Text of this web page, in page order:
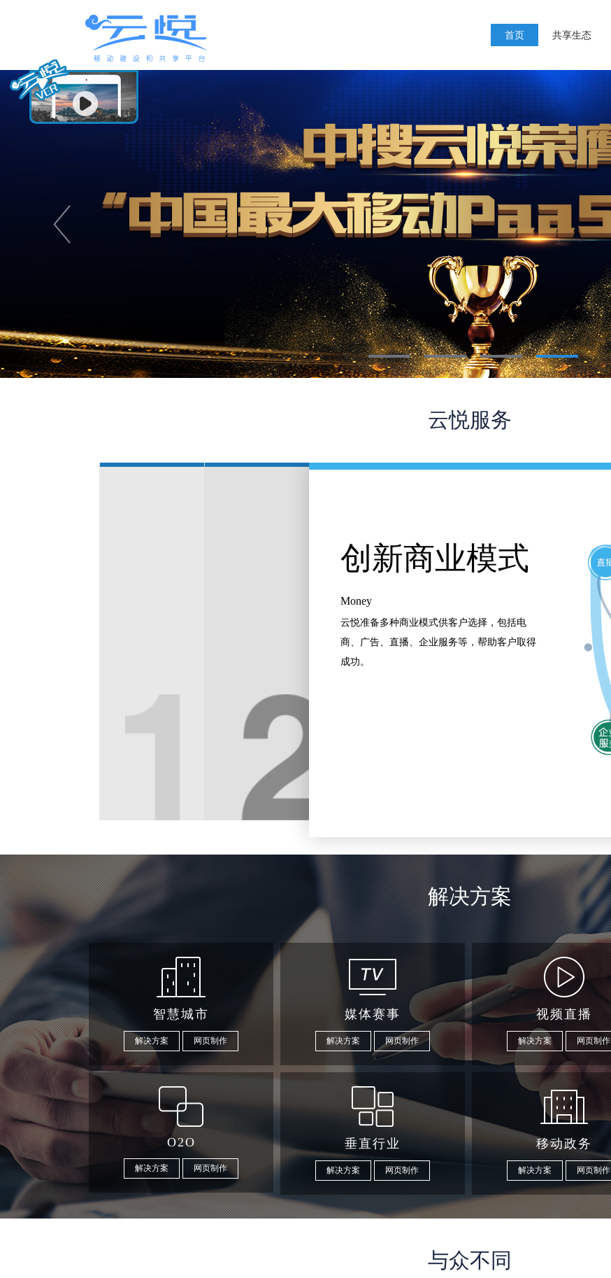
首页 共享生态
云悦服务
降低运营难度
云悦提供多种运营工具，如信息抓取/自动更
新工具、信息共享（包括资讯、社区、商品、
直播）、用户行为分析等，还有聚力移动联盟
难度，缩减运营成本。
创新商业模式
Money
云悦准备多种商业模式供客户选择，包括电
商、广告、直播、企业服务等，帮助客户取得
成功。
解决方案
智慧城市
解决方案 网页制作
媒体赛事
解决方案 网页制作
视频直播
解决方案 网页制作
O2O
解决方案 网页制作
垂直行业
解决方案 网页制作
移动政务
解决方案 网页制作
与众不同